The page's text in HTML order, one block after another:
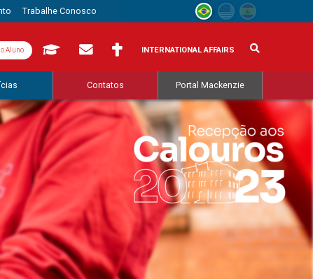
Trabalhe Conosco
Aluno INTERNATIONAL AFFAIRS
Contatos Portal Mackenzie